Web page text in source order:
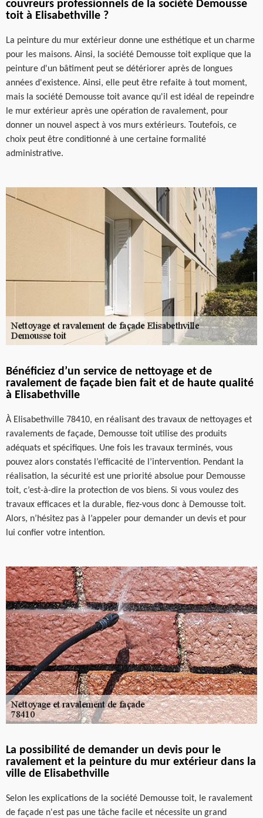
couvreurs professionnels de la société Demousse
toit à Elisabethville ?
La peinture du mur extérieur donne une esthétique et un charme
pour les maisons. Ainsi, la société Demousse toit explique que la
peinture d'un bâtiment peut se détériorer après de longues
années d'existence. Ainsi, elle peut être refaite à tout moment,
mais la société Demousse toit avance qu'il est idéal de repeindre
le mur extérieur après une opération de ravalement, pour
donner un nouvel aspect à vos murs extérieurs. Toutefois, ce
choix peut être conditionné à une certaine formalité
administrative.
Bénéficiez d’un service de nettoyage et de
ravalement de façade bien fait et de haute qualité
à Elisabethville
À Elisabethville 78410, en réalisant des travaux de nettoyages et
ravalements de façade, Demousse toit utilise des produits
adéquats et spécifiques. Une fois les travaux terminés, vous
pouvez alors constatés l’efficacité de l’intervention. Pendant la
réalisation, la sécurité est une priorité absolue pour Demousse
toit, c’est-à-dire la protection de vos biens. Si vous voulez des
travaux efficaces et la durable, fiez-vous donc à Demousse toit.
Alors, n’hésitez pas à l’appeler pour demander un devis et pour
lui confier votre intention.
La possibilité de demander un devis pour le
ravalement et la peinture du mur extérieur dans la
ville de Elisabethville
Selon les explications de la société Demousse toit, le ravalement
de façade n'est pas une tâche facile et nécessite un grand